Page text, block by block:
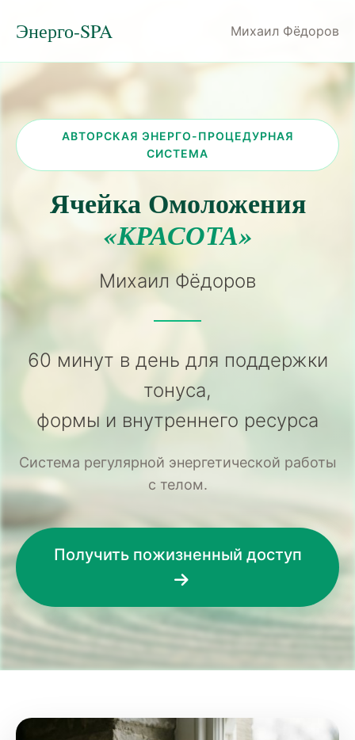
Энерго-SPA Михаил Фёдоров
АВТОРСКАЯ ЭНЕРГО-ПРОЦЕДУРНАЯ
СИСТЕМА
Ячейка Омоложения
«КРАСОТА»
Михаил Фёдоров
60 минут в день для поддержки
тонуса,
формы и внутреннего ресурса
Система регулярной энергетической работы
с телом.
Получить пожизненный доступ